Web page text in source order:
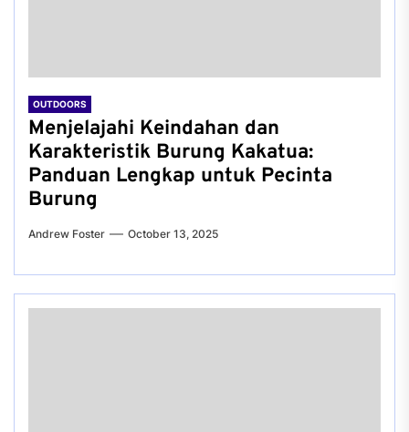
OUTDOORS
Menjelajahi Keindahan dan
Karakteristik Burung Kakatua:
Panduan Lengkap untuk Pecinta
Burung
Andrew Foster October 13, 2025